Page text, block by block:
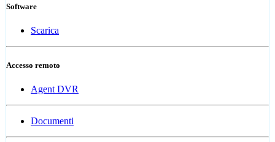
Software
Scarica
Accesso remoto
Agent DVR
Documenti